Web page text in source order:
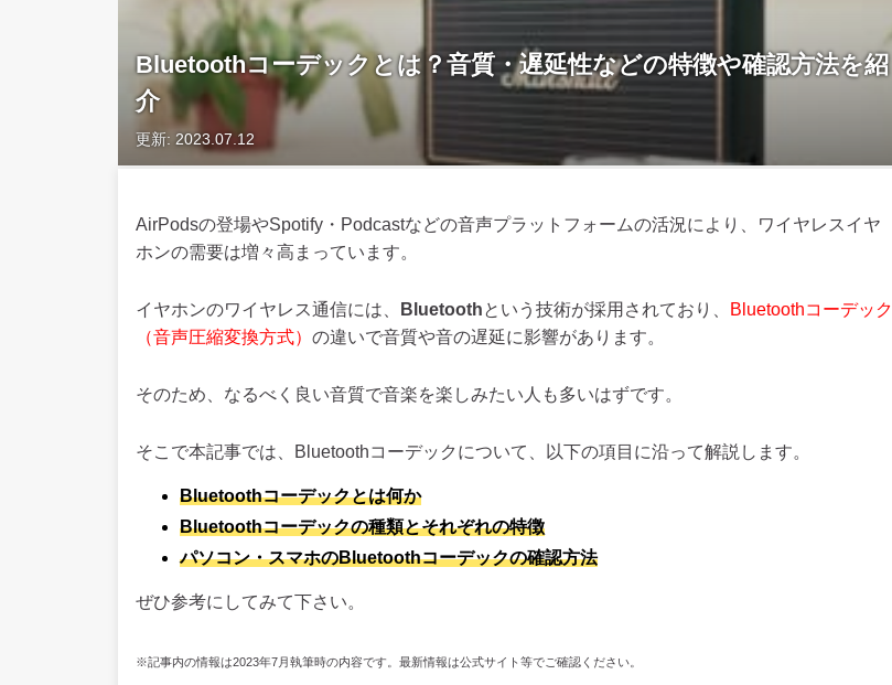
Bluetoothコーデックとは？音質・遅延性などの特徴や確認方法を紹
介
更新: 2023.07.12
AirPodsの登場やSpotify・Podcastなどの音声プラットフォームの活況により、ワイヤレスイヤ
ホンの需要は増々高まっています。
イヤホンのワイヤレス通信には、 Bluetoothという技術が採用されており、
Bluetoothコーデック
（音声圧縮変換方式） の違いで音質や音の遅延に影響があります。
そのため、なるべく良い音質で音楽を楽しみたい人も多いはずです。
そこで本記事では、Bluetoothコーデックについて、以下の項目に沿って解説します。
Bluetoothコーデックとは何か
Bluetoothコーデックの種類とそれぞれの特徴
パソコン・スマホのBluetoothコーデックの確認方法
ぜひ参考にしてみて下さい。
※記事内の情報は2023年7月執筆時の内容です。最新情報は公式サイト等でご確認ください。